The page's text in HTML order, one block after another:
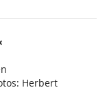
Herbert